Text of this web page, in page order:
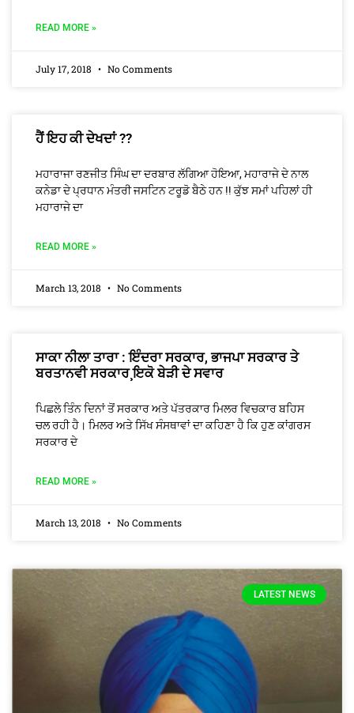
READ MORE »
July 17, 2018 No Comments
ਹੈਂ ਇਹ ਕੀ ਦੇਖਦਾਂ ??
ਮਹਾਰਾਜਾ ਰਣਜੀਤ ਸਿੰਘ ਦਾ ਦਰਬਾਰ ਲੱਗਿਆ ਹੋਇਆ, ਮਹਾਰਾਜੇ ਦੇ ਨਾਲ
ਕਨੇਡਾ ਦੇ ਪ੍ਰਧਾਨ ਮੰਤਰੀ ਜਸਟਿਨ ਟਰੂਡੋ ਬੈਠੇ ਹਨ !! ਕੁੱਝ ਸਮਾਂ ਪਹਿਲਾਂ ਹੀ
ਮਹਾਰਾਜੇ ਦਾ
READ MORE »
March 13, 2018 No Comments
ਸਾਕਾ ਨੀਲਾ ਤਾਰਾ : ਇੰਦਰਾ ਸਰਕਾਰ, ਭਾਜਪਾ ਸਰਕਾਰ ਤੇ
ਬਰਤਾਨਵੀ ਸਰਕਾਰ¸ਇਕੋ ਬੇੜੀ ਦੇ ਸਵਾਰ
ਪਿਛਲੇ ਤਿੰਨ ਦਿਨਾਂ ਤੋਂ ਸਰਕਾਰ ਅਤੇ ਪੱਤਰਕਾਰ ਮਿਲਰ ਵਿਚਕਾਰ ਬਹਿਸ
ਚਲ ਰਹੀ ਹੈ। ਮਿਲਰ ਅਤੇ ਸਿੱਖ ਸੰਸਥਾਵਾਂ ਦਾ ਕਹਿਣਾ ਹੈ ਕਿ ਹੁਣ ਕਾਂਗਰਸ
ਸਰਕਾਰ ਦੇ
READ MORE »
March 13, 2018 No Comments
LATEST NEWS